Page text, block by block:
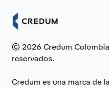
© 2026 Credum
reservados.
Credum es una marca de